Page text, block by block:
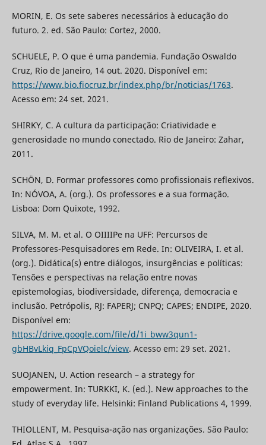
MORIN, E. Os sete saberes necessários à educação do
futuro. 2. ed. São Paulo: Cortez, 2000.
SCHUELE, P. O que é uma pandemia. Fundação Oswaldo
Cruz, Rio de Janeiro, 14 out. 2020. Disponível em:
https://www.bio.fiocruz.br/index.php/br/noticias/1763.
Acesso em: 24 set. 2021.
SHIRKY, C. A cultura da participação: Criatividade e
generosidade no mundo conectado. Rio de Janeiro: Zahar,
2011.
SCHÖN, D. Formar professores como profissionais reflexivos.
In: NÓVOA, A. (org.). Os professores e a sua formação.
Lisboa: Dom Quixote, 1992.
SILVA, M. M. et al. O OIIIIPe na UFF: Percursos de
Professores-Pesquisadores em Rede. In: OLIVEIRA, I. et al.
(org.). Didática(s) entre diálogos, insurgências e políticas:
Tensões e perspectivas na relação entre novas
epistemologias, biodiversidade, diferença, democracia e
inclusão. Petrópolis, RJ: FAPERJ; CNPQ; CAPES; ENDIPE, 2020.
Disponível em:
https://drive.google.com/file/d/1i_bww3qun1-
gbHBvLkiq_FpCpVQoielc/view. Acesso em: 29 set. 2021.
SUOJANEN, U. Action research – a strategy for
empowerment. In: TURKKI, K. (ed.). New approaches to the
study of everyday life. Helsinki: Finland Publications 4, 1999.
THIOLLENT, M. Pesquisa-ação nas organizações. São Paulo: